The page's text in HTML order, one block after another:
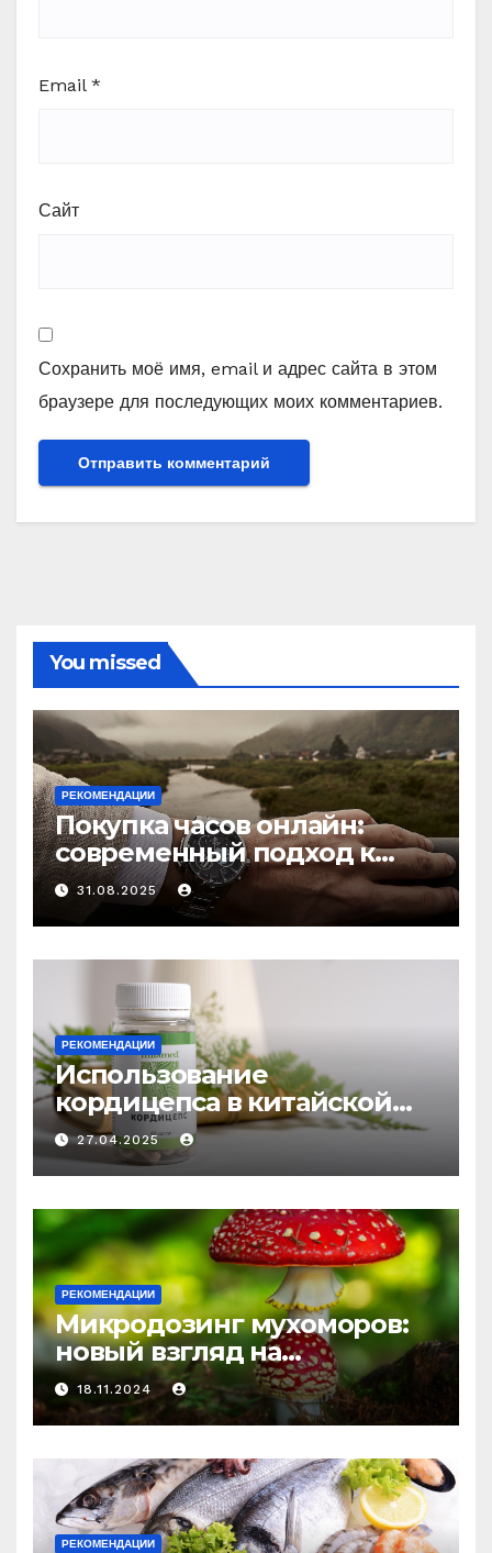
Email *
Сайт
Сохранить моё имя, email и адрес сайта в этом
браузере для последующих моих комментариев.
You missed
РЕКОМЕНДАЦИИ
Покупка часов онлайн:
современный подход к
выбору аксессуаров
31.08.2025
РЕКОМЕНДАЦИИ
Использование
кордицепса в китайской
медицине: природное
средство против усталости
и истощения
27.04.2025
РЕКОМЕНДАЦИИ
Микродозинг мухоморов:
новый взгляд на
психоделику
18.11.2024
РЕКОМЕНДАЦИИ